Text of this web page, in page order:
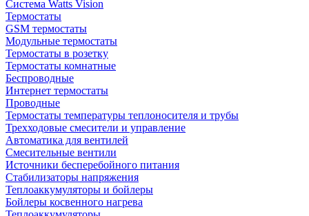
Система Watts Vision
Термостаты
GSM термостаты
Модульные термостаты
Термостаты в розетку
Термостаты комнатные
Беспроводные
Интернет термостаты
Проводные
Термостаты температуры теплоносителя и трубы
Трехходовые смесители и управление
Автоматика для вентилей
Смесительные вентили
Источники бесперебойного питания
Стабилизаторы напряжения
Теплоаккумуляторы и бойлеры
Бойлеры косвенного нагрева